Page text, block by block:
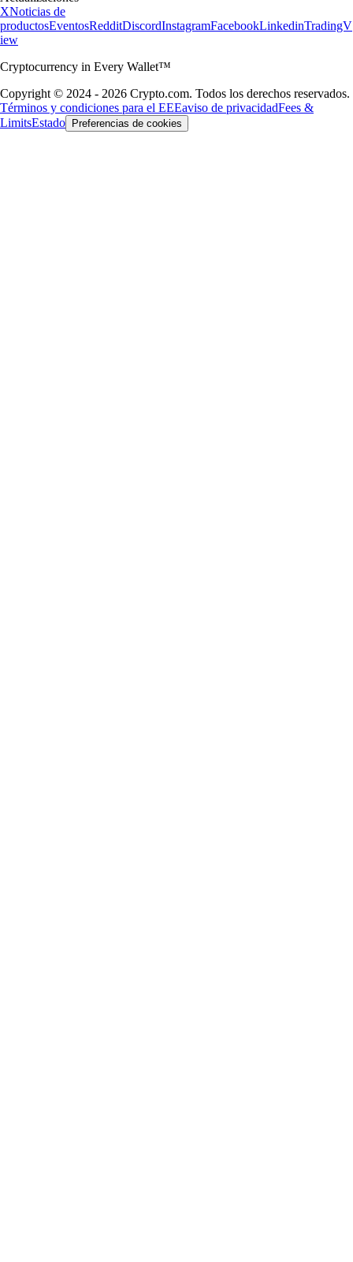
XNoticias de
productosEventosRedditDiscordInstagramFacebookLinkedinTradingV
iew
Cryptocurrency in Every Wallet™
Copyright © 2024 - 2026 Crypto.com. Todos los derechos reservados.
Términos y condiciones para el EEEaviso de privacidadFees &
LimitsEstado Preferencias de cookies